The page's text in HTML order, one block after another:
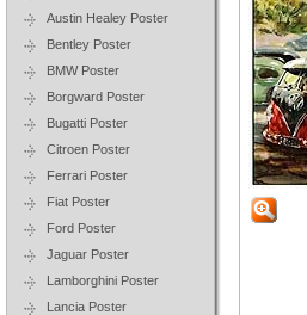
Austin Healey Poster
Bentley Poster
BMW Poster
Borgward Poster
Bugatti Poster
Citroen Poster
Ferrari Poster
Fiat Poster
Ford Poster
Jaguar Poster
Lamborghini Poster
Lancia Poster